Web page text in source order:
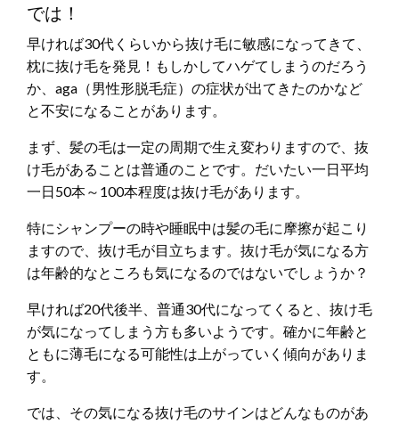
では！
早ければ30代くらいから抜け毛に敏感になってきて、
枕に抜け毛を発見！もしかしてハゲてしまうのだろう
か、aga（男性形脱毛症）の症状が出てきたのかなど
と不安になることがあります。
まず、髪の毛は一定の周期で生え変わりますので、抜
け毛があることは普通のことです。だいたい一日平均
一日50本～100本程度は抜け毛があります。
特にシャンプーの時や睡眠中は髪の毛に摩擦が起こり
ますので、抜け毛が目立ちます。抜け毛が気になる方
は年齢的なところも気になるのではないでしょうか？
早ければ20代後半、普通30代になってくると、抜け毛
が気になってしまう方も多いようです。確かに年齢と
ともに薄毛になる可能性は上がっていく傾向がありま
す。
では、その気になる抜け毛のサインはどんなものがあ